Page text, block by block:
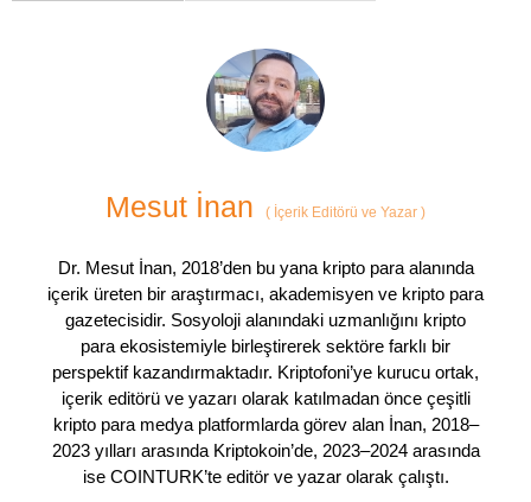
Mesut İnan ( İçerik Editörü ve Yazar )
Dr. Mesut İnan, 2018’den bu yana kripto para alanında
içerik üreten bir araştırmacı, akademisyen ve kripto para
gazetecisidir. Sosyoloji alanındaki uzmanlığını kripto
para ekosistemiyle birleştirerek sektöre farklı bir
perspektif kazandırmaktadır. Kriptofoni’ye kurucu ortak,
içerik editörü ve yazarı olarak katılmadan önce çeşitli
kripto para medya platformlarda görev alan İnan, 2018–
2023 yılları arasında Kriptokoin’de, 2023–2024 arasında
ise COINTURK’te editör ve yazar olarak çalıştı.